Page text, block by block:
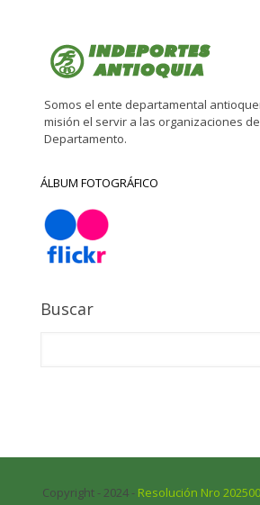
Somos el ente departamental
misión el servir a las organizaciones
Departamento.
ÁLBUM FOTOGRÁFICO
Buscar
Copyright - 2024 - Resolución Nro